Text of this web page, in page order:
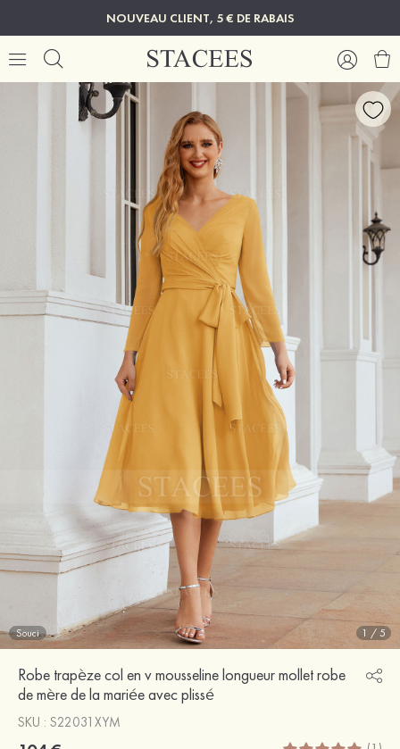
NOUVEAU CLIENT, 5 € DE RABAIS
Souci 1 /5
Robe trapèze col en v mousseline longueur mollet robe
de mère de la mariée avec plissé
SKU : S22031XYM